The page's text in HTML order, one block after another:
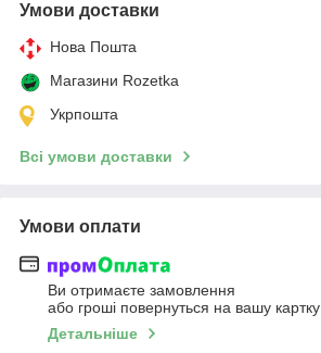
Умови доставки
Нова Пошта
Магазини Rozetka
Укрпошта
Всі умови доставки
Умови оплати
Ви отримаєте замовлення
або гроші повернуться на вашу картку
Детальніше